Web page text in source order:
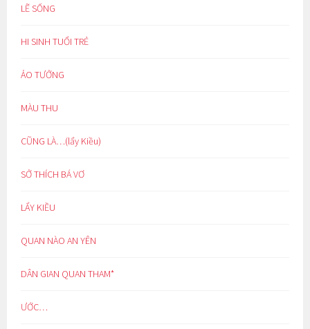
LẼ SỐNG
HI SINH TUỔI TRẺ
ẢO TƯỞNG
MÀU THU
CŨNG LÀ…(lẩy Kiều)
SỞ THÍCH BÁ VƠ
LẨY KIỀU
QUAN NÀO AN YÊN
DÂN GIAN QUAN THAM*
ƯỚC…